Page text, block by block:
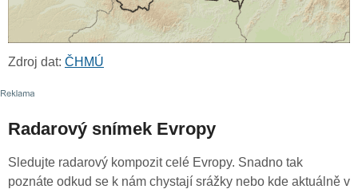
Zdroj dat: ČHMÚ
Radarový snímek Evropy
Sledujte radarový kompozit celé Evropy. Snadno tak
poznáte odkud se k nám chystají srážky nebo kde aktuálně v